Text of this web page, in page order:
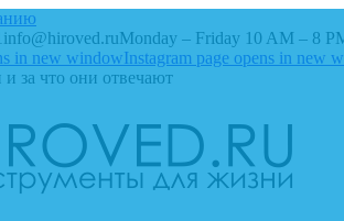
info@hiroved.ruMonday – Friday 10 AM – 8
in new windowInstagram page opens in new
за что они отвечают